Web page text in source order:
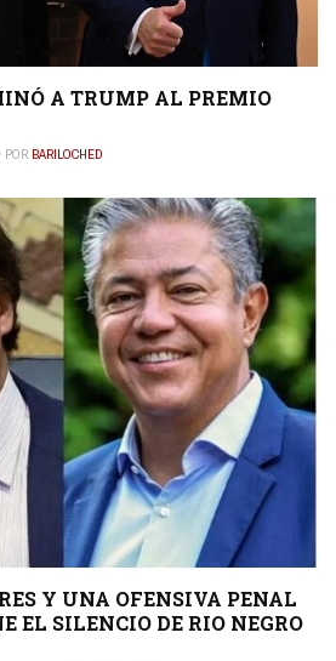
A TRUMP AL PREMIO
POR BARILOCHED
Y UNA OFENSIVA PENAL
EL SILENCIO DE RIO NEGRO